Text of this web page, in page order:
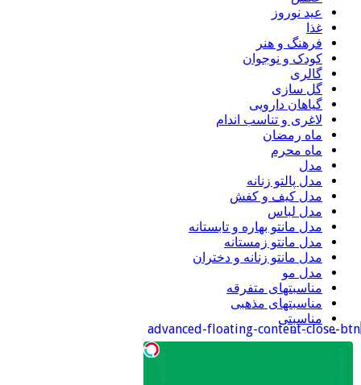
عید نوروز
غذا
فرهنگ و هنر
کودک و نوجوان
گالری
گل سازی
گیاهان دارویی
لاغری و تناسب اندام
ماه رمضان
ماه محرم
مدل
مدل پالتو زنانه
مدل کیف و کفش
مدل لباس
مدل مانتو بهاره و تابستانه
مدل مانتو زمستانه
مدل مانتو زنانه و دختران
مدل مو
مناسبتهای متفرقه
مناسبتهای مذهبی
مناسبتی
منجوق دوزی